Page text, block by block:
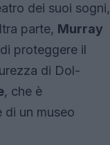
dei suoi sogni,
parte, Murray
proteggere il
di Dol-
, che è
di un museo